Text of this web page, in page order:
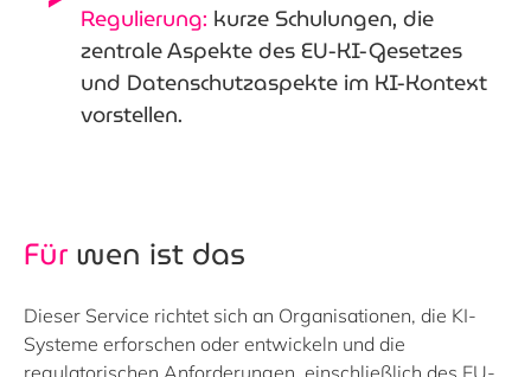
Regulierung: kurze Schulungen, die
zentrale Aspekte des EU-KI-Gesetzes
und Datenschutzaspekte im KI-Kontext
vorstellen.
Für wen ist das
Dieser Service richtet sich an Organisationen, die KI-
Systeme erforschen oder entwickeln und die
regulatorischen Anforderungen, einschließlich des EU-